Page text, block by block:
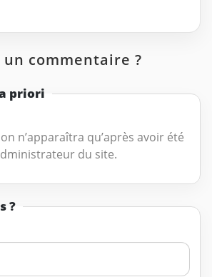
un commentaire ?
priori
n’apparaîtra qu’après avoir été
du site.
?